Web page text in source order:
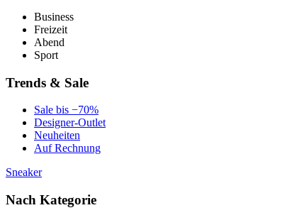
Business
Freizeit
Abend
Sport
Trends & Sale
Sale bis −70%
Designer-Outlet
Neuheiten
Auf Rechnung
Sneaker
Nach Kategorie